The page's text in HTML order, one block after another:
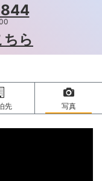
ちら
先 写真